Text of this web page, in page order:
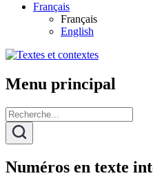
Français
Français
English
Menu principal
Numéros en texte